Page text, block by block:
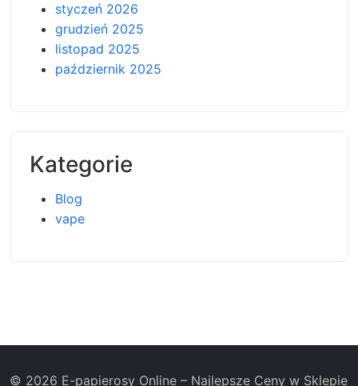
styczeń 2026
grudzień 2025
listopad 2025
październik 2025
Kategorie
Blog
vape
© 2026 E-papierosy Online – Najlepsze Ceny w Sklepie